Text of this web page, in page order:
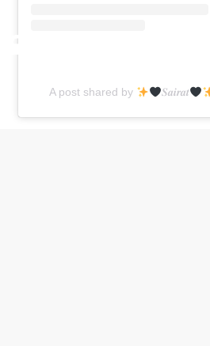
A post shared by 𝑺𝒂𝒊𝒓𝒂𝒕